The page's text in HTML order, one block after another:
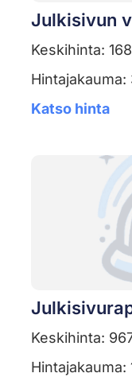
Julkisivun
Keskihinta:
Katso hinta
Keskihinta:
Hintajakauma: